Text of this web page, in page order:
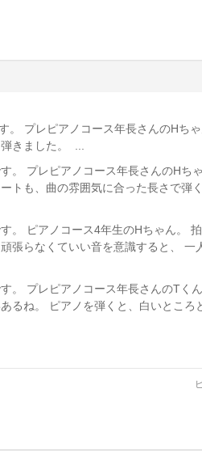
。 プレピアノコース年長さんのHち
きました。 ...
。 プレピアノコース年長さんのHち
トも、曲の雰囲気に合った長さで弾
。 ピアノコース4年生のHちゃん。
張らなくていい音を意識すると、 一
。 プレピアノコース年長さんのTく
るね。 ピアノを弾くと、白いところ